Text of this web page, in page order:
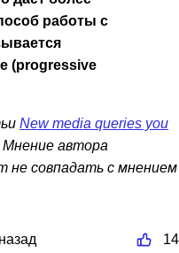
работы с
(progressive
New media queries you
Мнение автора
не совпадать с мнением
14